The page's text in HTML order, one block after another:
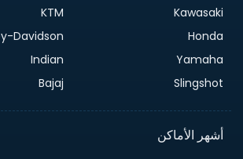
Kawasaki
KTM
Honda
Davidson
Yamaha
Indian
Slingshot
Bajaj
أشهر الأماكن